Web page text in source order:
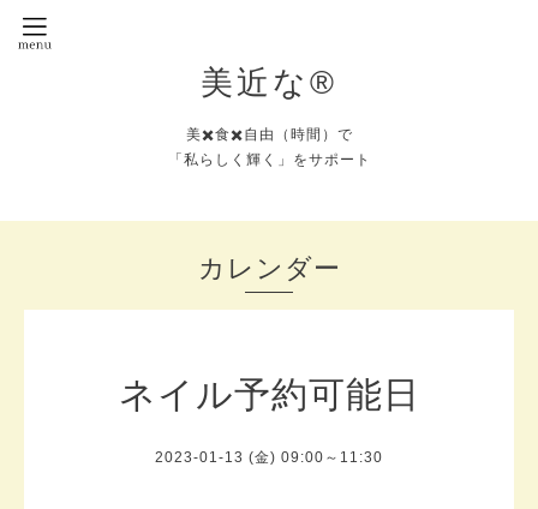
美近な®︎
美✖️食✖️自由（時間）で
「私らしく輝く」をサポート
カレンダー
ネイル予約可能日
2023-01-13 (金) 09:00～11:30